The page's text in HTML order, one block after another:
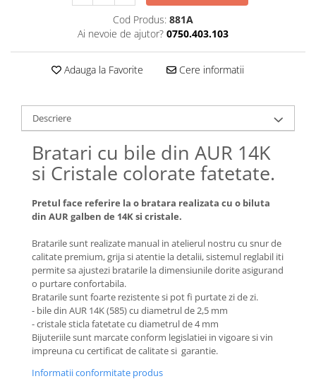
Lănțișoare cu Semilună
Lănțișoare cu Animale
Lănțișoare cu Pietre Naturale
COLIERE CU PERLE
Coliere cu Perle Naturale
Coliere cu Perle Preciosa
COLIERE ȘNUR REGLABIL
Coliere cu Cruce
Coliere cu Soare
Coliere cu Semilună
Coliere cu Zodii
Coliere cu Flori
Coliere cu Animale
Coliere cu Molecule
Coliere Diverse
BRĂȚĂRI
Cod Produs: 881A
Ai nevoie de ajutor? 0750.403.103
Adauga la Favorite Cere informatii
Descriere
Bratari cu bile din AUR 14K
si Cristale colorate fatetate.
Pretul face referire la o bratara realizata cu o biluta
din AUR galben de 14K si cristale.
Bratarile sunt realizate manual in atelierul nostru cu snur de
calitate premium, grija si atentie la detalii, sistemul reglabil iti
permite sa ajustezi bratarile la dimensiunile dorite asigurand
o purtare confortabila.
Bratarile sunt foarte rezistente si pot fi purtate zi de zi.
- bile din AUR 14K (585) cu diametrul de 2,5 mm
- cristale sticla fatetate cu diametrul de 4 mm
Bijuteriile sunt marcate conform legislatiei in vigoare si vin
impreuna cu certificat de calitate si garantie.
Informatii conformitate produs